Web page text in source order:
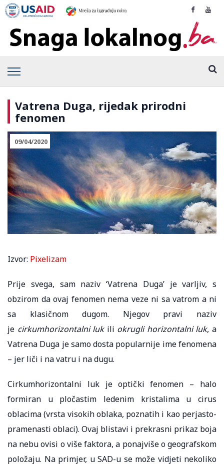
Vatrena Duga, rijedak prirodni
fenomen
09/04/2020
Izvor: Pixelizam
Prije svega, sam naziv ‘Vatrena Duga’ je varljiv, s
obzirom da ovaj fenomen nema veze ni sa vatrom a ni
sa klasičnom dugom. Njegov pravi naziv
je cirkumhorizontalni lukili okrugli horizontalni luk, a
Vatrena Duga je samo dosta popularnije ime fenomena
– jer liči i na vatru i na dugu.
Cirkumhorizontalni luk je optički fenomen – halo
formiran u pločastim ledenim kristalima u cirus
oblacima (vrsta visokih oblaka, poznatih i kao perjasto-
pramenasti oblaci). Ovaj blistavi i prekrasni prikaz boja
na nebu ovisi o više faktora, a ponajviše o geografskom
položaju. Na primjer, u SAD-u se može vidjeti nekoliko